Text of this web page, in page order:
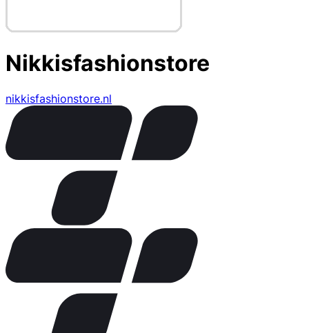
Nikkisfashionstore
nikkisfashionstore.nl